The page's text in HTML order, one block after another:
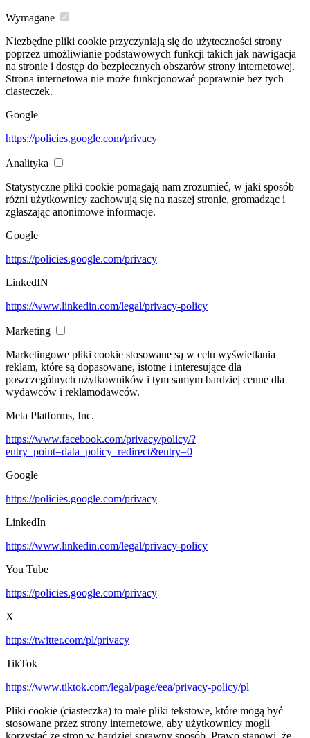
Wymagane
Niezbędne pliki cookie przyczyniają się do użyteczności strony
poprzez umożliwianie podstawowych funkcji takich jak nawigacja
na stronie i dostęp do bezpiecznych obszarów strony internetowej.
Strona internetowa nie może funkcjonować poprawnie bez tych
ciasteczek.
Google
https://policies.google.com/privacy
Analityka
Statystyczne pliki cookie pomagają nam zrozumieć, w jaki sposób
różni użytkownicy zachowują się na naszej stronie, gromadząc i
zgłaszając anonimowe informacje.
Google
https://policies.google.com/privacy
LinkedIN
https://www.linkedin.com/legal/privacy-policy
Marketing
Marketingowe pliki cookie stosowane są w celu wyświetlania
reklam, które są dopasowane, istotne i interesujące dla
poszczególnych użytkowników i tym samym bardziej cenne dla
wydawców i reklamodawców.
Meta Platforms, Inc.
https://www.facebook.com/privacy/policy/?
entry_point=data_policy_redirect&entry=0
Google
https://policies.google.com/privacy
LinkedIn
https://www.linkedin.com/legal/privacy-policy
You Tube
https://policies.google.com/privacy
X
https://twitter.com/pl/privacy
TikTok
https://www.tiktok.com/legal/page/eea/privacy-policy/pl
Pliki cookie (ciasteczka) to małe pliki tekstowe, które mogą być
stosowane przez strony internetowe, aby użytkownicy mogli